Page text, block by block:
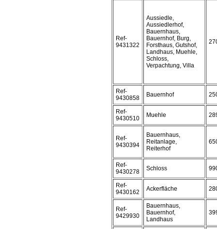
Ref-
9431322
Aussiedle,
Aussiedlerhof,
Bauernhaus,
Bauernhof, Burg,
Forsthaus, Gutshof,
Landhaus, Muehle,
Schloss,
Verpachtung, Villa
Ref-
9430858
Bauernhof
Ref-
9430510
Muehle
Ref-
9430394
Bauernhaus,
Reitanlage,
Reiterhof
Ref-
9430278
Schloss
Ref-
9430162
Ackerfläche
Ref-
9429930
Bauernhaus,
Bauernhof,
Landhaus